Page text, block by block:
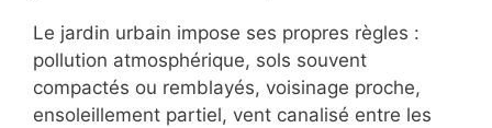
Le jardin urbain impose ses propres règles :
pollution atmosphérique, sols souvent
compactés ou remblayés, voisinage proche,
ensoleillement partiel, vent canalisé entre les